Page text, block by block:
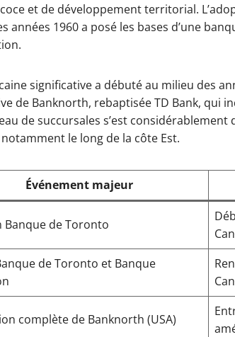
et de développement territorial.
années 1960 a posé les bases d’une
significative a débuté au milieu des
de Banknorth, rebaptisée TD Bank, qui
de succursales s’est
le long de la côte Est.
Événement majeur
Banque de Toronto
de Toronto et Banque
complète de Banknorth (USA)